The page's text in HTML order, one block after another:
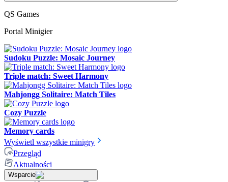
QS Games
Portal Minigier
Sudoku Puzzle: Mosaic Journey
Triple match: Sweet Harmony
Mahjongg Solitaire: Match Tiles
Cozy Puzzle
Memory cards
Wyświetl wszystkie minigry
Przegląd
Aktualności
Wsparcie